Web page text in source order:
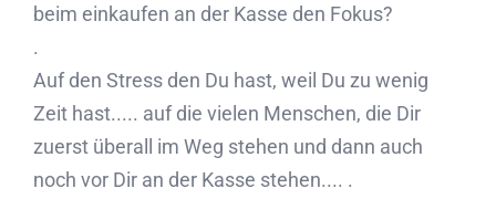
beim einkaufen an der Kasse den Fokus?
.
Auf den Stress den Du hast, weil Du zu wenig
Zeit hast..... auf die vielen Menschen, die Dir
zuerst überall im Weg stehen und dann auch
noch vor Dir an der Kasse stehen.... .